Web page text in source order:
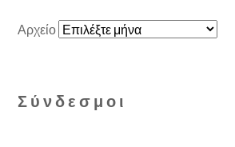
Αρχείο
Σύνδεσμοι